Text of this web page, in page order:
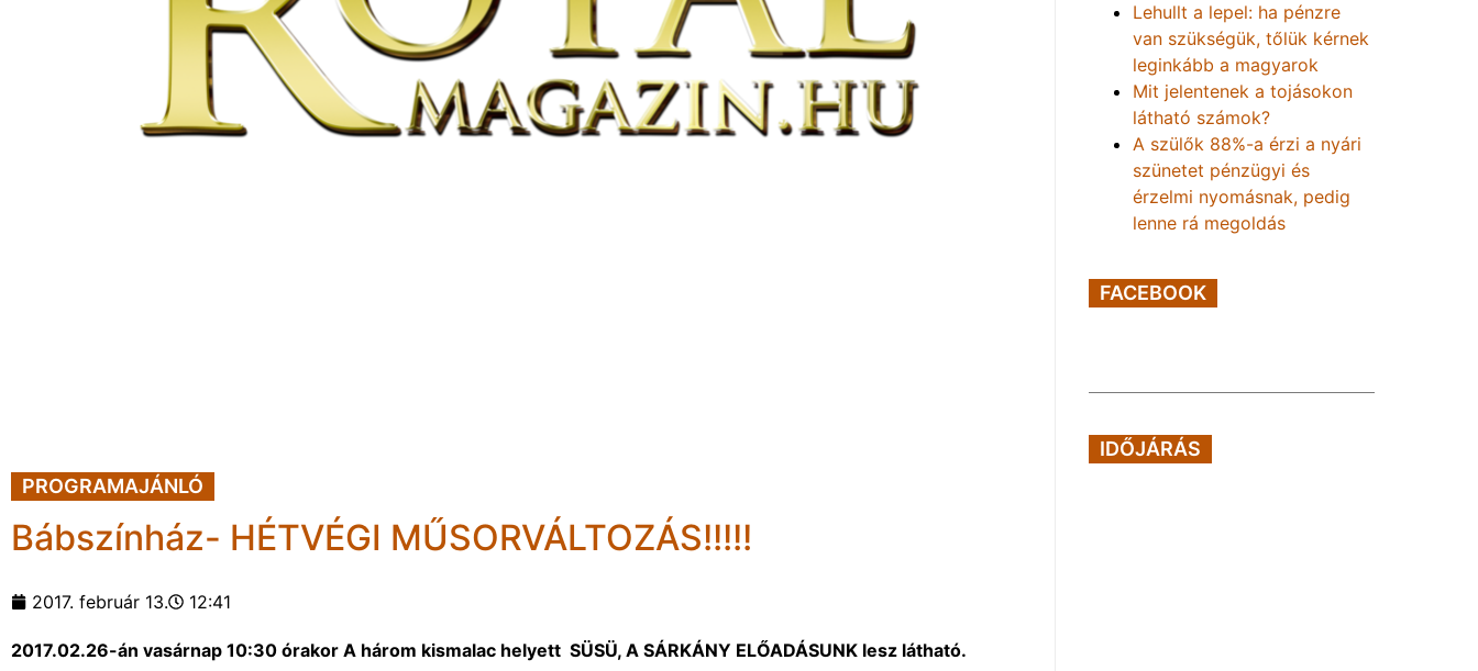
PROGRAMAJÁNLÓ
Bábszínház- HÉTVÉGI MŰSORVÁLTOZÁS!!!!!
2017. február 13. 12:41
2017.02.26-án vasárnap 10:30 órakor A három kismalac helyett SÜSÜ, A SÁRKÁNY ELŐADÁSUNK lesz látható.
Lehullt a lepel: ha pénzre
van szükségük, tőlük kérnek
leginkább a magyarok
Mit jelentenek a tojásokon
látható számok?
A szülők 88%-a érzi a nyári
szünetet pénzügyi és
érzelmi nyomásnak, pedig
lenne rá megoldás
FACEBOOK
IDŐJÁRÁS